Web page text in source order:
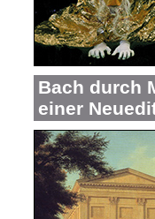
Bach durch
einer